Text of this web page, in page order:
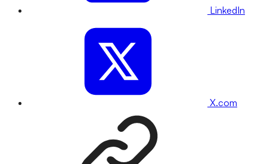
LinkedIn
X.com